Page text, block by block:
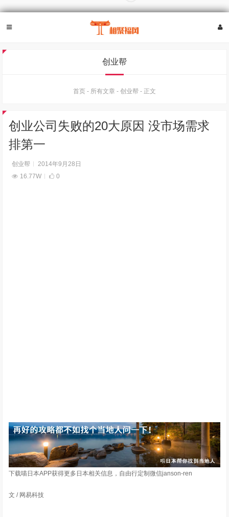
创业帮
首页 - 所有文章 - 创业帮 - 正文
创业公司失败的20大原因 没市场需求
排第一
创业帮
2014年9月28日
16.77W
0
下载喵日本APP获得更多日本相关信息，自由行定制微信janson-ren
文 / 网易科技